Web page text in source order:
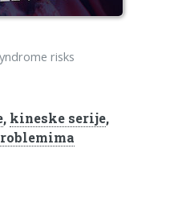
risks
, kineske serije,